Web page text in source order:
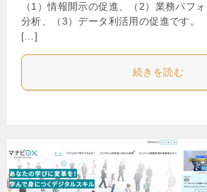
（1）情報開示の促進、（2）業務パフ
分析、（3）データ利活用の促進です。
[…]
続きを読む